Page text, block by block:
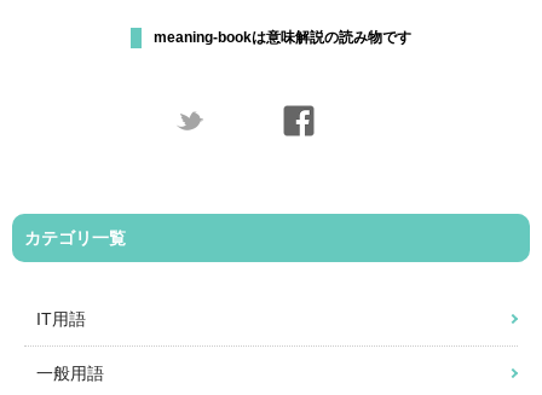
meaning-bookは意味解説の読み物です
カテゴリ一覧
IT用語
一般用語